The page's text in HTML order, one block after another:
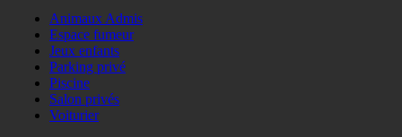
Animaux Admis
Espace fumeur
Jeux enfants
Parking privé
Piscine
Salon privés
Voiturier